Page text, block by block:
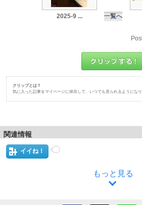
2025-9 ... 一覧へ
クリップとは？
気に入った記事をマイページに保存して、いつでも見られるようになり
関連情報
イイね！
もっと見る